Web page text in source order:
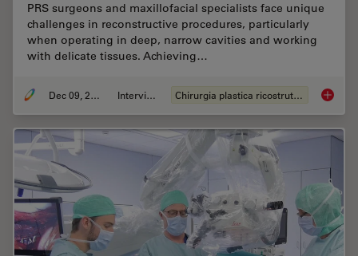
PRS surgeons and maxillofacial specialists face unique
challenges in reconstructive procedures, particularly
when operating in deep, narrow cavities and working
with delicate tissues. Achieving…
Dec 09, 2025 Intervista Chirurgia plastica ricostruttiva